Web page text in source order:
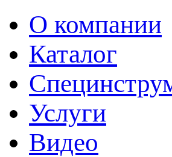
О компании
Каталог
Услуги
Видео